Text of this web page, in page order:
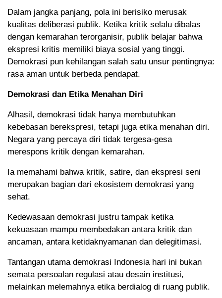
Dalam jangka panjang, pola ini berisiko merusak
kualitas deliberasi publik. Ketika kritik selalu dibalas
dengan kemarahan terorganisir, publik belajar bahwa
ekspresi kritis memiliki biaya sosial yang tinggi.
Demokrasi pun kehilangan salah satu unsur pentingnya:
rasa aman untuk berbeda pendapat.
Demokrasi dan Etika Menahan Diri
Alhasil, demokrasi tidak hanya membutuhkan
kebebasan berekspresi, tetapi juga etika menahan diri.
Negara yang percaya diri tidak tergesa-gesa
merespons kritik dengan kemarahan.
Ia memahami bahwa kritik, satire, dan ekspresi seni
merupakan bagian dari ekosistem demokrasi yang
sehat.
Kedewasaan demokrasi justru tampak ketika
kekuasaan mampu membedakan antara kritik dan
ancaman, antara ketidaknyamanan dan delegitimasi.
Tantangan utama demokrasi Indonesia hari ini bukan
semata persoalan regulasi atau desain institusi,
melainkan melemahnya etika berdialog di ruang publik.